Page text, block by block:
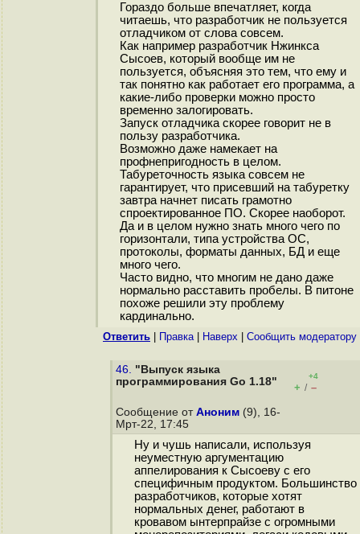
Гораздо больше впечатляет, когда
читаешь, что разработчик не пользуется
отладчиком от слова совсем.
Как например разработчик Нжинкса
Сысоев, который вообще им не
пользуется, объясняя это тем, что ему и
так понятно как работает его программа, а
какие-либо проверки можно просто
временно залогировать.
Запуск отладчика скорее говорит не в
пользу разработчика.
Возможно даже намекает на
профнепригодность в целом.
Табуреточность языка совсем не
гарантирует, что присевший на табуретку
завтра начнет писать грамотно
спроектированное ПО. Скорее наоборот.
Да и в целом нужно знать много чего по
горизонтали, типа устройства ОС,
протоколы, форматы данных, БД и еще
много чего.
Часто видно, что многим не дано даже
нормально расставить пробелы. В питоне
похоже решили эту проблему
кардинально.
Ответить Правка| Наверх Cообщить модератору
46. "Выпуск языка
программирования Go 1.18"
+4
+ / –
Сообщение от Аноним (9), 16-
Мрт-22, 17:45
Ну и чушь написали, используя
неуместную аргументацию
аппелирования к Сысоеву с его
специфичным продуктом. Большинство
разработчиков, которые хотят
нормальных денег, работают в
кровавом ынтерпрайзе с огромными